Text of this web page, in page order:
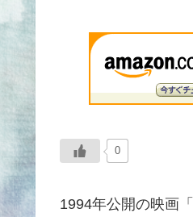
0
1994年公開の映画「